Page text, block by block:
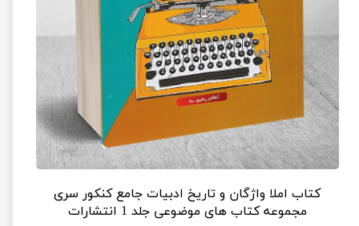
کتاب املا واژگان و تاریخ ادبیات جامع کنکور سری
مجموعه کتاب های موضوعی جلد 1 انتشارات